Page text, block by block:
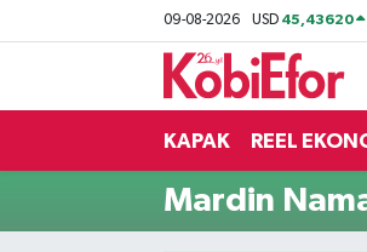
09-08-2026 USD 45,43620
KAPAK REEL
Mardin
BİLİŞİM PANO
DESTEK-TEŞVİK